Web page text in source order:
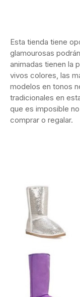
Esta tienda tiene
glamourosas
animadas tienen la
vivos colores, las
modelos en tonos
tradicionales en
que es imposible
comprar o regalar.